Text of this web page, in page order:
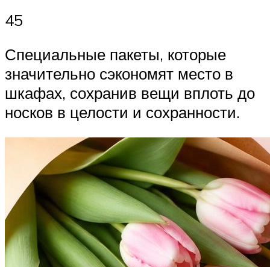
45
Специальные пакеты, которые
значительно сэкономят место в
шкафах, сохранив вещи вплоть до
носков в целости и сохранности.